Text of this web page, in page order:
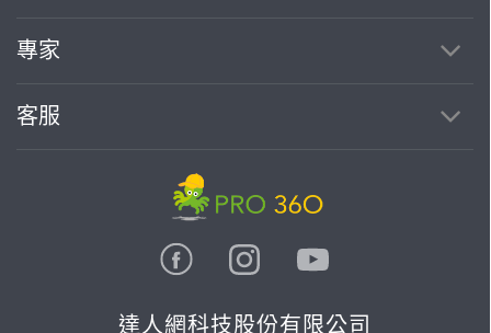
專家
客服
達人網科技股份有限公司